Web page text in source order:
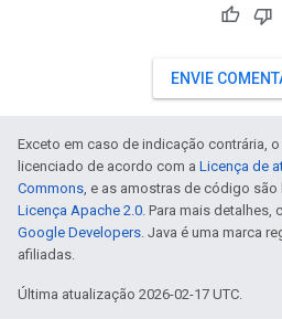
ENVIE
Exceto em caso de indicação contrária,
licenciado de acordo com a Licença de
Commons, e as amostras de código
Licença Apache 2.0. Para mais detalhes,
Google Developers. Java é uma marca
afiliadas.
Última atualização 2026-02-17 UTC.